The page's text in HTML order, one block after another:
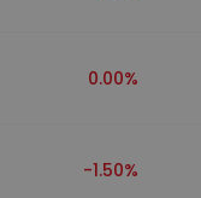
0.00%
-1.50%